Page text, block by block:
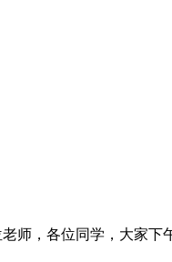
师，各位同学，大家下